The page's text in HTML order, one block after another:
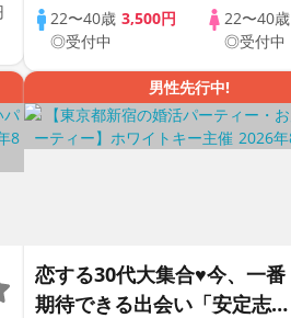
22〜40歳 3,500円
◎受付中
22〜40歳
◎受付中
男性先行中!
恋する30代大集合♥今、一番
期待できる出会い「安定志